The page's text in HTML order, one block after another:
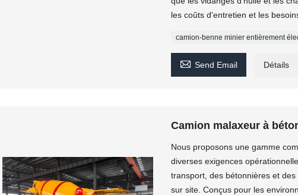
les coûts d'entretien et les
camion-benne minier entièrement
 Send Email Détails
Camion malaxeur à
Nous proposons une gamme
diverses exigences
transport, des bétonnières et
sur site. Conçus pour les